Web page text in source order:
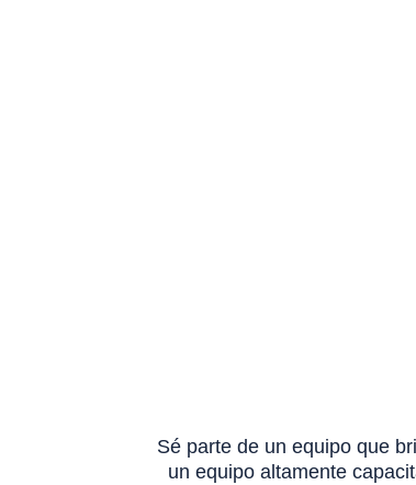
Sé parte de un equipo que
un equipo altamente